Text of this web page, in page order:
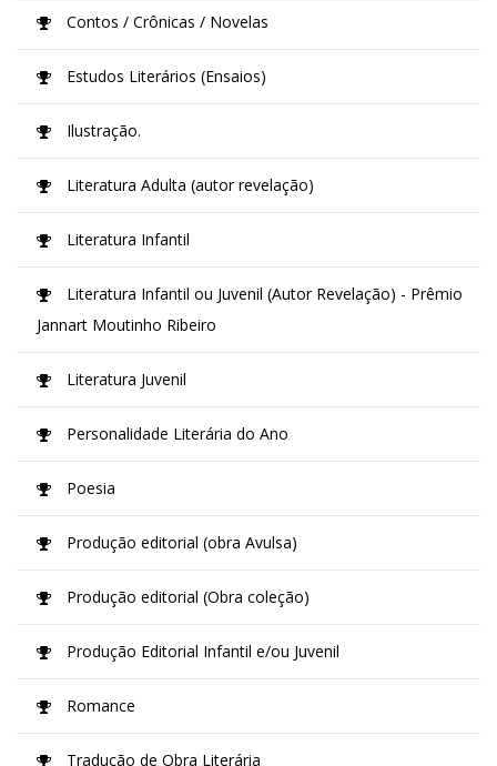
Contos / Crônicas / Novelas
Estudos Literários (Ensaios)
Ilustração.
Literatura Adulta (autor revelação)
Literatura Infantil
Literatura Infantil ou Juvenil (Autor Revelação) - Prêmio
Jannart Moutinho Ribeiro
Literatura Juvenil
Personalidade Literária do Ano
Poesia
Produção editorial (obra Avulsa)
Produção editorial (Obra coleção)
Produção Editorial Infantil e/ou Juvenil
Romance
Tradução de Obra Literária